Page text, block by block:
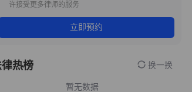
许接受更多律师的服务
立即预约
律热榜 换一换
暂无数据